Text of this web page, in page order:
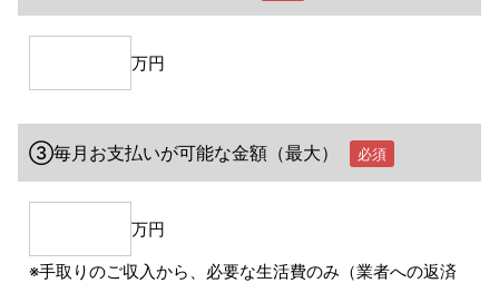
万円
③毎月お支払いが可能な金額（最大） 必須
万円
※手取りのご収入から、必要な生活費のみ（業者への返済